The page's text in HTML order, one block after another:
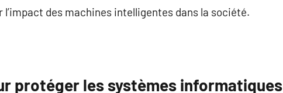
des machines intelligentes dans la société.
protéger les systèmes informatiques